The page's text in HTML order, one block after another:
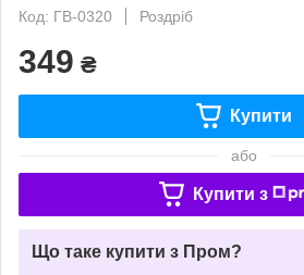
Код: ГВ-0320
Роздріб
349 ₴
Купити
або
Купити з
Що таке купити з Пром?